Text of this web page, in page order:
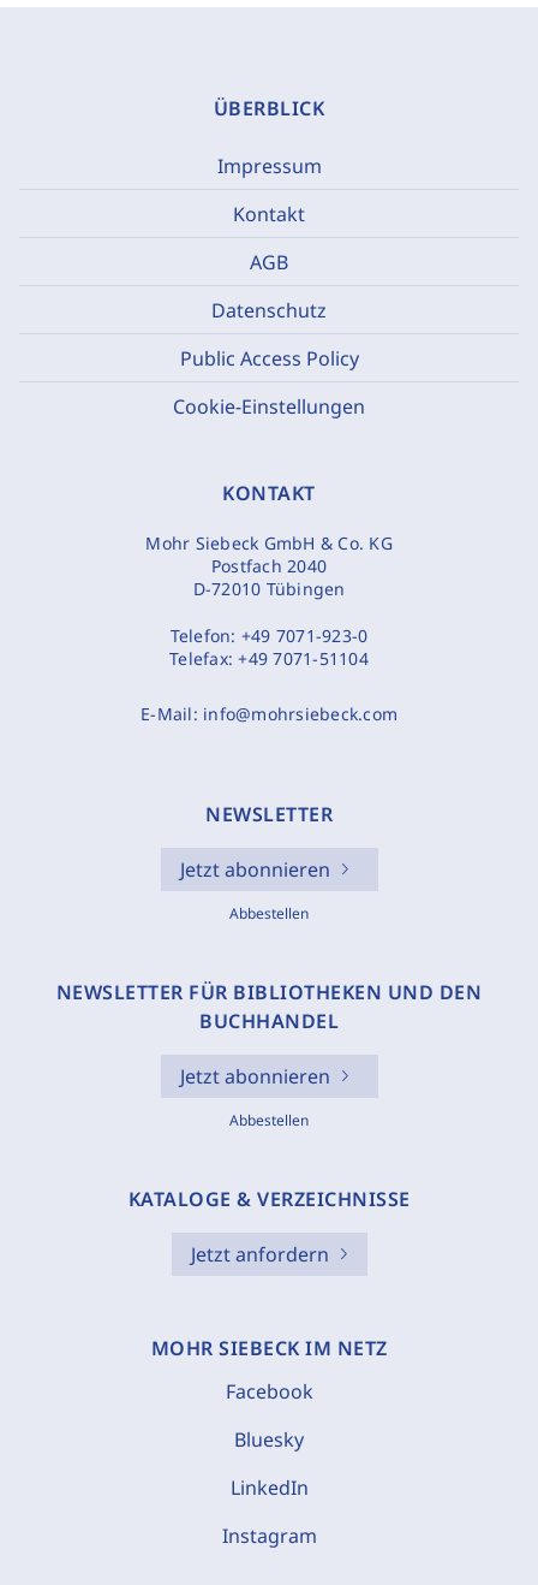
ÜBERBLICK
Impressum
Kontakt
AGB
Datenschutz
Public Access Policy
Cookie-Einstellungen
KONTAKT
Mohr Siebeck GmbH & Co. KG
Postfach 2040
D-72010 Tübingen
Telefon: +49 7071-923-0
Telefax:+49 7071-51104
E-Mail: info@mohrsiebeck.com
NEWSLETTER
Jetzt abonnieren
Abbestellen
NEWSLETTER FÜR BIBLIOTHEKEN UND DEN
BUCHHANDEL
Jetzt abonnieren
Abbestellen
KATALOGE & VERZEICHNISSE
Jetzt anfordern
MOHR SIEBECK IM NETZ
Facebook
Bluesky
LinkedIn
Instagram